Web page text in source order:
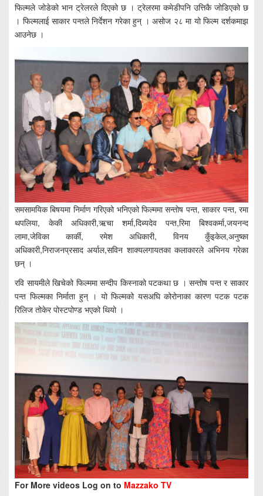
फिल्मले जोडेको भान ट्रेलरले दिएको छ । ट्रेलरमा कमेडीपनि उत्तिकै जोडिएको छ
। फिल्मलाई साकार पन्तले निर्देशन गरेका हुन् । असोज २८ मा यो फिल्म दर्शकमाझ
आउनेछ ।
समसामयिक बिषयमा निर्माण गरिएको भनिएको फिल्ममा सन्तोष पन्त, साकार पन्त, रमा
थपलिया, केकी अधिकारी,ऋचा शर्मा,दिब्यदेव पन्त,रिमा बिश्वकर्मा,जयनन्द
लामा,जेविका कार्की, रमेश अधिकारी, विनय कुँइकेल,अनुष्का
अधिकारी,निराजनप्रसाद अर्याल,सविन शाक्यलगायतका कलाकारले अभिनय गरेका
छन् ।
रवि सायमीले खिचेको फिल्ममा सन्दीप किस्नाको पटकथा छ । सन्तोष पन्त र साकार
पन्त फिल्मका निर्माता हुन् । यो फिल्मको यसअघि कोरोनाका कारण पटक पटक
रिलिज तोकेर पोस्टपोण्ड भएको थियो ।
For More videos Log on to Mazzako TV